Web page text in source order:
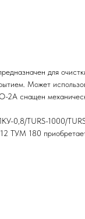
для
Может
2А снащен
0,8/TURS-1000/
ТУМ 180